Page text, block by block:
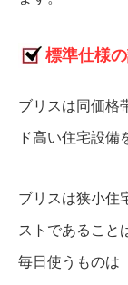
標準仕様
ブリスは同価格
ド高い住宅設備
ブリスは狭小住
ストであること
毎日使うものは